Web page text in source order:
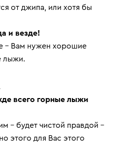
от джипа, или хотя бы
и везде!
– Вам нужен хорошие
лыжи.
всего горные лыжи
– будет чистой правдой –
этого для Вас этого